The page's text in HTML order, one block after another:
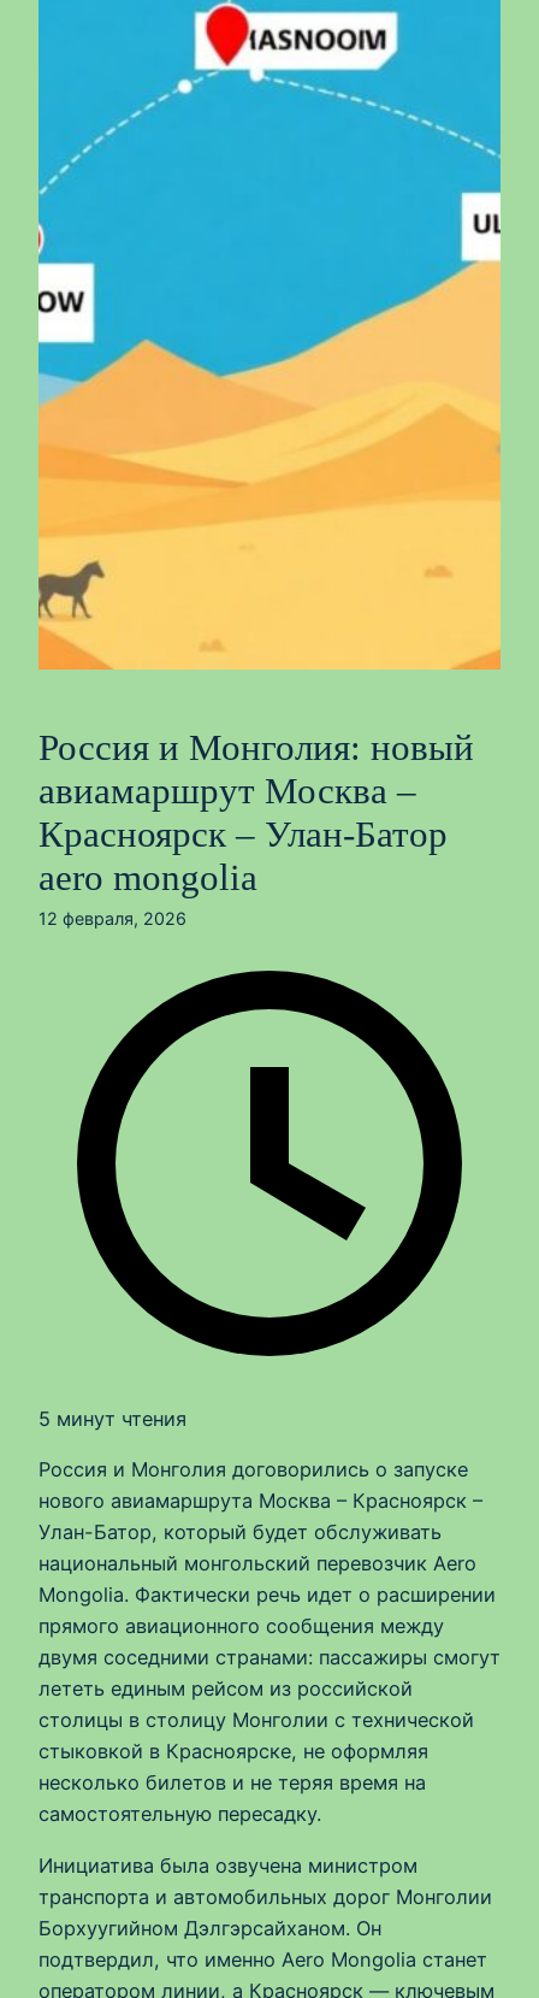
Россия и Монголия: новый
авиамаршрут Москва –
Красноярск – Улан-Батор
aero mongolia
12 февраля, 2026
5 минут чтения
Россия и Монголия договорились о запуске
нового авиамаршрута Москва – Красноярск –
Улан-Батор, который будет обслуживать
национальный монгольский перевозчик Aero
Mongolia. Фактически речь идет о расширении
прямого авиационного сообщения между
двумя соседними странами: пассажиры смогут
лететь единым рейсом из российской
столицы в столицу Монголии с технической
стыковкой в Красноярске, не оформляя
несколько билетов и не теряя время на
самостоятельную пересадку.
Инициатива была озвучена министром
транспорта и автомобильных дорог Монголии
Борхуугийном Дэлгэрсайханом. Он
подтвердил, что именно Aero Mongolia станет
оператором линии, а Красноярск — ключевым